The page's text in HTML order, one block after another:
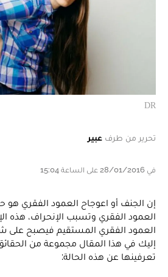
DR
تحرير من طرف عبير
في 28/01/2016 على الساعة 15:04
إن الجنف أو اعوجاح العمود الفقري
العمود الفقري وتسبب الإنحراف، هذه
إليك في هذا المقال مجموعة من الحقائق
تعرفينها عن هذه الحالة: